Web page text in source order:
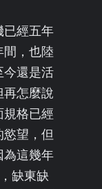
已經五年
間，也陸
今還是活
再怎麼說
規格已經
望，但
為這幾年
缺東缺